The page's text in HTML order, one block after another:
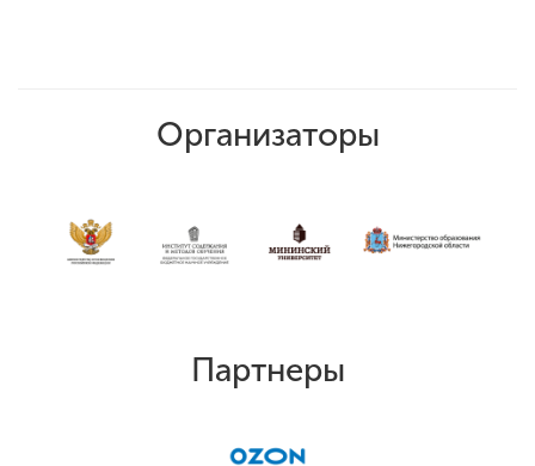
Организаторы
Партнеры